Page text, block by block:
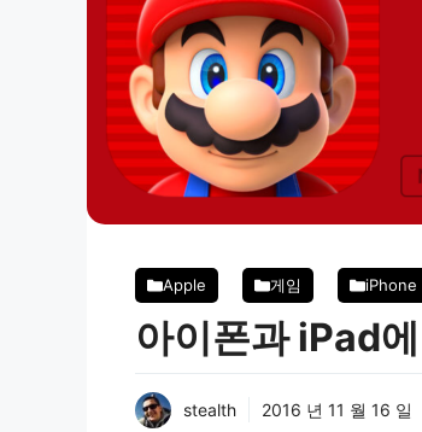
Apple 게임 iPhone
아이폰과 iPad
stealth 2016 년 11 월 16 일